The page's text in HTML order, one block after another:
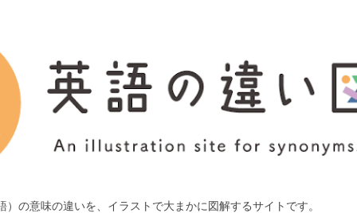
）の意味の違いを、イラストで大まかに図解するサイトです。